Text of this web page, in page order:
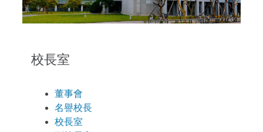
校長室
董事會
名譽校長
校長室